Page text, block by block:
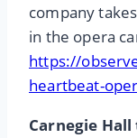
company
in the opera
https://
heartbeat-
Carnegie